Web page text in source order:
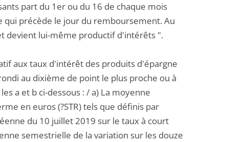
part du 1er ou du 16 de chaque mois
qui précède le jour du remboursement. Au
devient lui-même productif d'intérêts ".
aux taux d'intérêt des produits d'épargne
au dixième de point le plus proche ou à
a et b ci-dessous : / a) La moyenne
en euros (?STR) tels que définis par
du 10 juillet 2019 sur le taux à court
semestrielle de la variation sur les douze